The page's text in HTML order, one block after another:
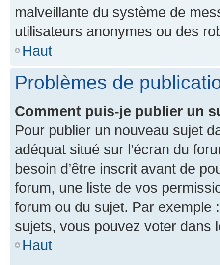
malveillante du système de
utilisateurs anonymes ou des
Haut
Problèmes de
Comment puis-je publier un
Pour publier un nouveau sujet
adéquat situé sur l’écran du
besoin d’être inscrit avant de
forum, une liste de vos
forum ou du sujet. Par exemple
sujets, vous pouvez voter dans
Haut